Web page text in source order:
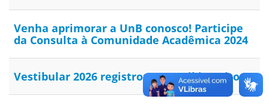
Venha aprimorar a UnB conosco! Participe
da Consulta à Comunidade Acadêmica 2024
Vestibular 2026 registrou 16,8 mil inscritos